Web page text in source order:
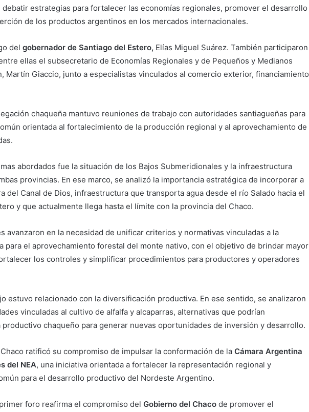
estrategias para fortalecer las economías regionales, promover el desarrollo
de los productos argentinos en los mercados internacionales.
del gobernador de Santiago del Estero, Elías Miguel Suárez. También participaron
ellas el subsecretario de Economías Regionales y de Pequeños y Medianos
Martín Giaccio, junto a especialistas vinculados al comercio exterior, financiamiento
chaqueña mantuvo reuniones de trabajo con autoridades santiagueñas para
orientada al fortalecimiento de la producción regional y al aprovechamiento de
abordados fue la situación de los Bajos Submeridionales y la infraestructura
provincias. En ese marco, se analizó la importancia estratégica de incorporar a
del Canal de Dios, infraestructura que transporta agua desde el río Salado hacia el
y que actualmente llega hasta el límite con la provincia del Chaco.
avanzaron en la necesidad de unificar criterios y normativas vinculadas a la
para el aprovechamiento forestal del monte nativo, con el objetivo de brindar mayor
los controles y simplificar procedimientos para productores y operadores
estuvo relacionado con la diversificación productiva. En ese sentido, se analizaron
vinculadas al cultivo de alfalfa y alcaparras, alternativas que podrían
chaqueño para generar nuevas oportunidades de inversión y desarrollo.
ratificó su compromiso de impulsar la conformación de la Cámara Argentina
del NEA, una iniciativa orientada a fortalecer la representación regional y
para el desarrollo productivo del Nordeste Argentino.
foro reafirma el compromiso del Gobierno del Chaco de promover el